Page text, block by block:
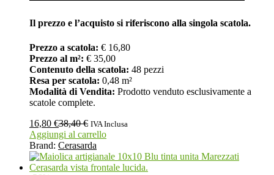
Il prezzo e l’acquisto si riferiscono alla singola scatola.
Prezzo a scatola: € 16,80
Prezzo al m²: € 35,00
Contenuto della scatola: 48 pezzi
Resa per scatola: 0,48 m²
Modalità di Vendita: Prodotto venduto esclusivamente a
scatole complete.
16,80 €38,40€ IVA Inclusa
Aggiungi al carrello
Brand: Cerasarda